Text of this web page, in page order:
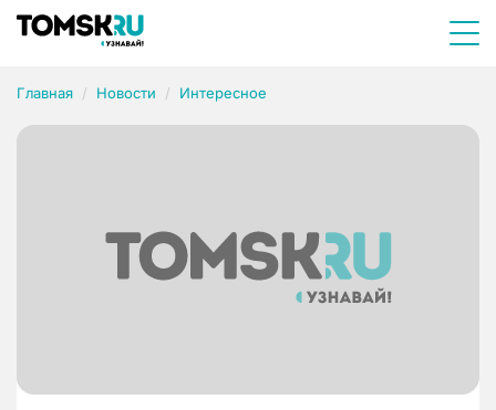
Главная Новости Интересное